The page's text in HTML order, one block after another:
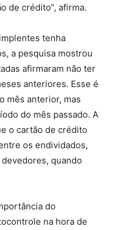
de crédito”, afirma.
tenha
a pesquisa mostrou
afirmaram não ter
anteriores. Esse é
mês anterior, mas
do mês passado. A
o cartão de crédito
os endividados,
quando
do
na hora de